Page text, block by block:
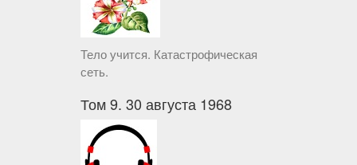
Тело учится. Катастрофическая
сеть.
Том 9. 30 августа 1968